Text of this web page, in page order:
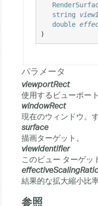
string
double
)
パラメータ
viewportRect
使用するビューポート
windowRect
現在のウィンドウ。
surface
描画ターゲット。
viewIdentifier
このビュー ターゲッ
結果的な拡大縮小比率